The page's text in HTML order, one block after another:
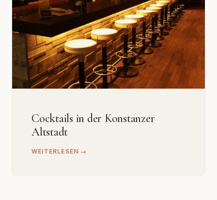
Cocktails in der Konstanzer
Altstadt
WEITERLESEN →